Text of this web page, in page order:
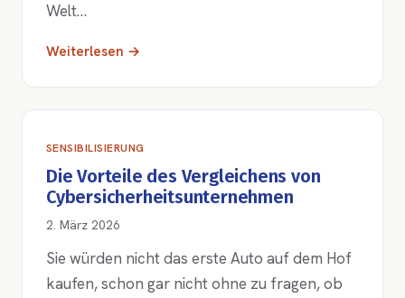
Welt…
Weiterlesen →
SENSIBILISIERUNG
Die Vorteile des Vergleichens von
Cybersicherheitsunternehmen
2. März 2026
Sie würden nicht das erste Auto auf dem Hof
kaufen, schon gar nicht ohne zu fragen, ob